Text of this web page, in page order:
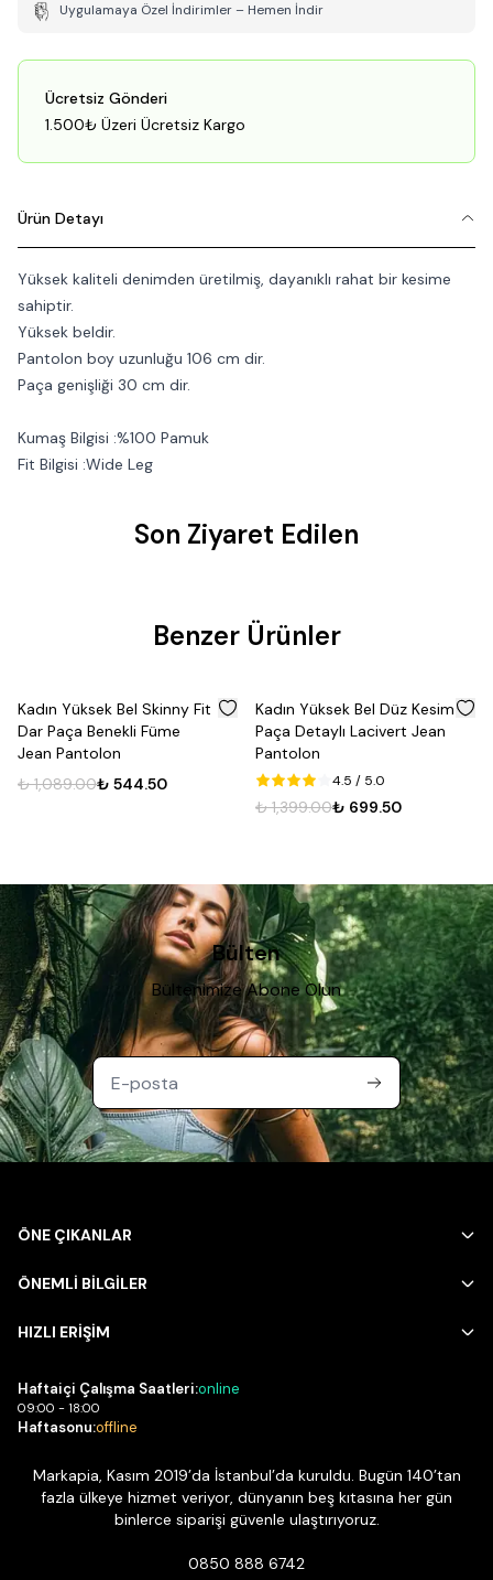
Uygulamaya Özel İndirimler – Hemen İndir
Ücretsiz Gönderi
1.500₺ Üzeri Ücretsiz Kargo
Ürün Detayı
Yüksek kaliteli denimden üretilmiş, dayanıklı rahat bir kesime
sahiptir.
Yüksek beldir.
Pantolon boy uzunluğu 106 cm dir.
Paça genişliği 30 cm dir.
Kumaş Bilgisi :%100 Pamuk
Fit Bilgisi :Wide Leg
Son Ziyaret Edilen
Benzer Ürünler
%50
Kadın Yüksek Bel Skinny Fit
Dar Paça Benekli Füme
Jean Pantolon
₺ 1,089.00₺ 544.50
50
Kadın Yüksek Bel Düz Kesim
Paça Detaylı Lacivert Jean
Pantolon
4.5 / 5.0
₺ 1,399.00₺ 699.50
Bülten
Bültenimize Abone Olun
ÖNE ÇIKANLAR
ÖNEMLİ BİLGİLER
HIZLI ERİŞİM
Haftaiçi Çalışma Saatleri:online
09:00 - 18:00
Haftasonu:offline
Markapia, Kasım 2019’da İstanbul’da kuruldu. Bugün 140’tan
fazla ülkeye hizmet veriyor, dünyanın beş kıtasına her gün
binlerce siparişi güvenle ulaştırıyoruz.
0850 888 6742